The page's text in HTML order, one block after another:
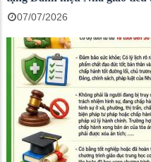
07/07/2026